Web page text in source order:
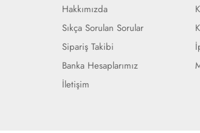
Hakkımızda
Sıkça Sorulan Sorular
Sipariş Takibi
Banka Hesaplarımız
İletişim